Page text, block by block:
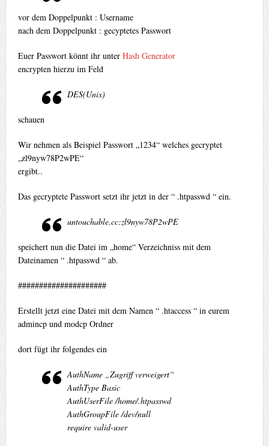
vor dem Doppelpunkt : Username
nach dem Doppelpunkt : gecyptetes Passwort
Euer Passwort könnt ihr unter Hash Generator
encrypten hierzu im Feld
DES(Unix)
schauen
Wir nehmen als Beispiel Passwort „1234“ welches gecryptet
„zl9nyw78P2wPE“
ergibt..
Das gecryptete Passwort setzt ihr jetzt in der “ .htpasswd “ ein.
untouchable.cc:zl9nyw78P2wPE
speichert nun die Datei im „home“ Verzeichniss mit dem
Dateinamen “ .htpasswd “ ab.
#####################
Erstellt jetzt eine Datei mit dem Namen “ .htaccess “ in eurem
admincp und modcp Ordner
dort fügt ihr folgendes ein
AuthName „Zugriff verweigert“
AuthType Basic
AuthUserFile /home/.htpasswd
AuthGroupFile /dev/null
require valid-user